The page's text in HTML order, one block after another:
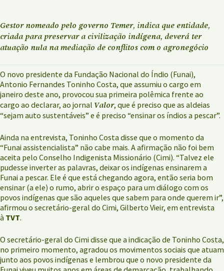
Gestor nomeado pelo governo Temer, indica que entidade,
criada para preservar a civilização indígena, deverá ter
atuação nula na mediação de conflitos com o agronegócio
O novo presidente da Fundação Nacional do Índio (Funai),
Antonio Fernandes Toninho Costa, que assumiu o cargo em
janeiro deste ano, provocou sua primeira polêmica frente ao
cargo ao declarar, ao jornal Valor, que é preciso que as aldeias
“sejam auto sustentáveis” e é preciso “ensinar os índios a pescar”.
Ainda na entrevista, Toninho Costa disse que o momento da
“Funai assistencialista” não cabe mais. A afirmação não foi bem
aceita pelo Conselho Indigenista Missionário (Cimi). “Talvez ele
pudesse inverter as palavras, deixar os indígenas ensinarem a
Funai a pescar. Ele é que está chegando agora, então seria bom
ensinar (a ele) o rumo, abrir o espaço para um diálogo com os
povos indígenas que são aqueles que sabem para onde querem ir”,
afirmou o secretário-geral do Cimi, Gilberto Vieir, em entrevista
à TVT.
O secretário-geral do Cimi disse que a indicação de Toninho Costa,
no primeiro momento, agradou os movimentos sociais que atuam
junto aos povos indígenas e lembrou que o novo presidente da